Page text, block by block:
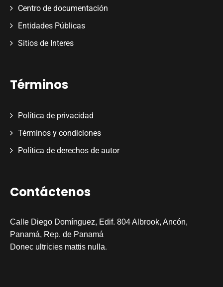
Centro de documentación
Entidades Públicas
Sitios de Interes
Términos
Política de privacidad
Términos y condiciones
Política de derechos de autor
Contáctenos
Calle Diego Domínguez, Edif. 804 Albrook, Ancón,
Panamá, Rep. de Panamá
Donec ultricies mattis nulla.